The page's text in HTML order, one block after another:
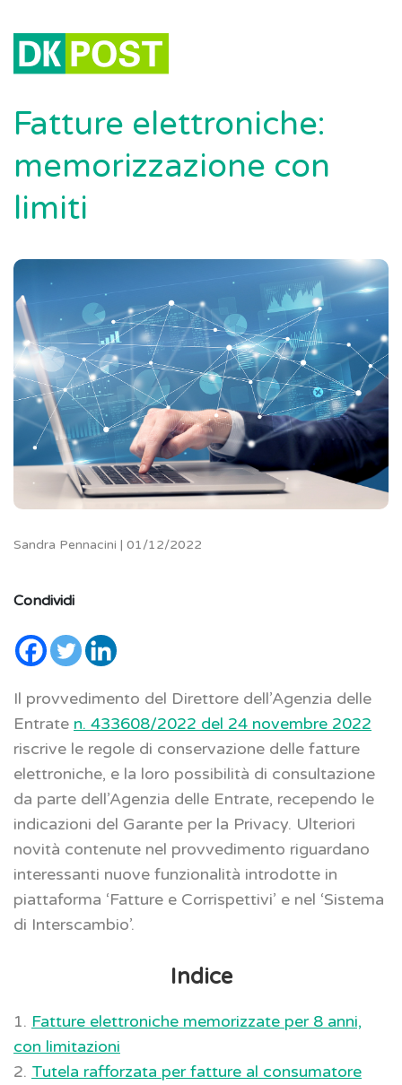
Fatture elettroniche:
memorizzazione con
limiti
Sandra Pennacini | 01/12/2022
Condividi
Il provvedimento del Direttore dell’Agenzia delle
Entrate n. 433608/2022 del 24 novembre 2022
riscrive le regole di conservazione delle fatture
elettroniche, e la loro possibilità di consultazione
da parte dell’Agenzia delle Entrate, recependo le
indicazioni del Garante per la Privacy. Ulteriori
novità contenute nel provvedimento riguardano
interessanti nuove funzionalità introdotte in
piattaforma ‘Fatture e Corrispettivi’ e nel ‘Sistema
di Interscambio’.
Indice
1. Fatture elettroniche memorizzate per 8 anni,
con limitazioni
2. Tutela rafforzata per fatture al consumatore